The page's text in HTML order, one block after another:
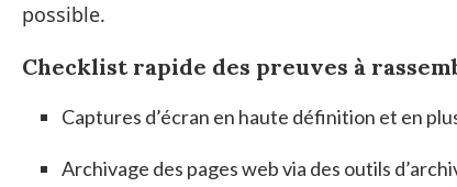
possible.
Checklist rapide des preuves à
Captures d’écran en haute définition et en
Archivage des pages web via des outils